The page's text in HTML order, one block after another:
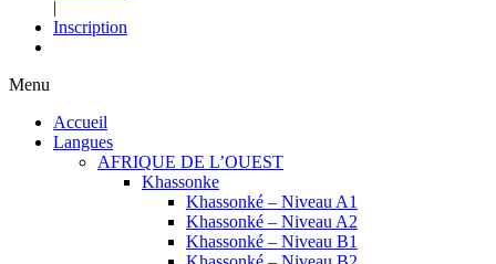
|
Inscription
Menu
Accueil
Langues
AFRIQUE DE L’OUEST
Khassonke
Khassonké – Niveau A1
Khassonké – Niveau A2
Khassonké – Niveau B1